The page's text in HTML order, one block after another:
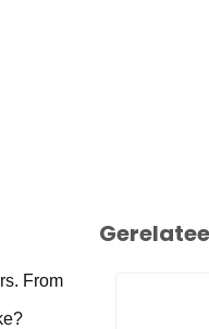
From